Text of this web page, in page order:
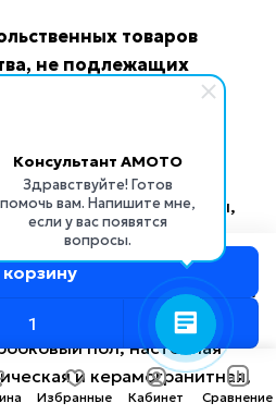
Консультант AMOTO
Здравствуйте! Готов
помочь вам. Напишите мне,
если у вас появятся
вопросы.
корзину
товаров
не подлежащих
из волокон всех
полотно, мех
изделия (ленты,
бахрома), ковровые
кабели, линолеум,
и иные метражные товары.
пол, настенная
и керамогранитная,
Избранные Кабинет Сравнение